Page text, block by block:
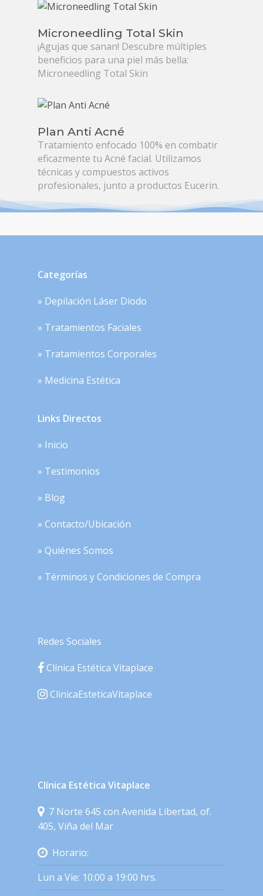
Microneedling Total Skin
¡Agujas que sanan! Descubre múltiples
beneficios para una piel más bella:
Microneedling Total Skin
Plan Anti Acné
Tratamiento enfocado 100% en combatir
eficazmente tu Acné facial. Utilizamos
técnicas y compuestos activos
profesionales, junto a productos Eucerin.
Categorías
» Depilación Láser Diodo
» Tratamientos Faciales
» Tratamientos Corporales
» Medicina Estética
Links Directos
» Inicio
» Testimonios
» Blog
» Contacto/Ubicación
» Quiénes Somos
» Términos y Condiciones de Compra
Redes Sociales
Clínica Estética Vitaplace
ClinicaEsteticaVitaplace
Clínica Estética Vitaplace
7 Norte 645 con Avenida Libertad, of.
405, Viña del Mar
Horario:
Lun a Vie: 10:00 a 19:00 hrs.